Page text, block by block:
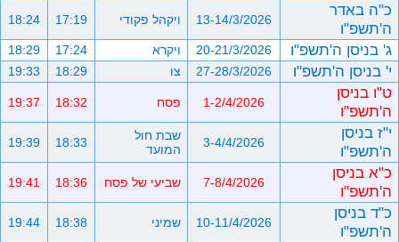
כ"ה באדר
ה'תשפ"ו
13-14/3/2026 ויקהל פקודי 17:19
18:24
ג' בניסן ה'תשפ"ו 20-21/3/2026 ויקרא 17:24
18:29
י' בניסן ה'תשפ"ו 27-28/3/2026 צו 18:29
19:33
ט"ו בניסן
ה'תשפ"ו
1-2/4/2026 פסח 18:32
19:37
י"ז בניסן
ה'תשפ"ו
3-4/4/2026
שבת חול
המועד
18:33
19:39
כ"א בניסן
ה'תשפ"ו
7-8/4/2026 שביעי של פסח 18:36
19:41
כ"ד בניסן
ה'תשפ"ו
10-11/4/2026 שמיני 18:38
19:44